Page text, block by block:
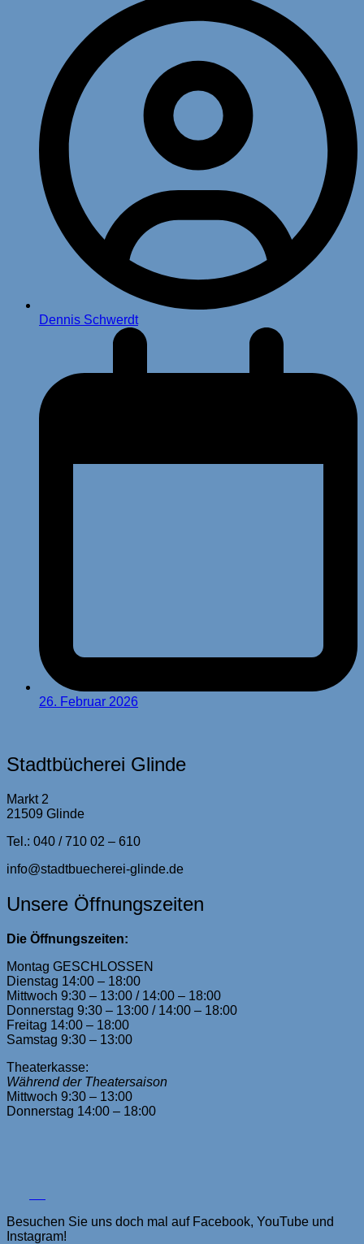
Dennis Schwerdt
26. Februar 2026
Stadtbücherei Glinde
Markt 2
21509 Glinde
Tel.: 040 / 710 02 – 610
info@stadtbuecherei-glinde.de
Unsere Öffnungszeiten
Die Öffnungszeiten:
Montag GESCHLOSSEN
Dienstag 14:00 – 18:00
Mittwoch 9:30 – 13:00 / 14:00 – 18:00
Donnerstag 9:30 – 13:00 / 14:00 – 18:00
Freitag 14:00 – 18:00
Samstag 9:30 – 13:00
Theaterkasse:
Während der Theatersaison
Mittwoch 9:30 – 13:00
Donnerstag 14:00 – 18:00
Besuchen Sie uns doch mal auf Facebook, YouTube und
Instagram!